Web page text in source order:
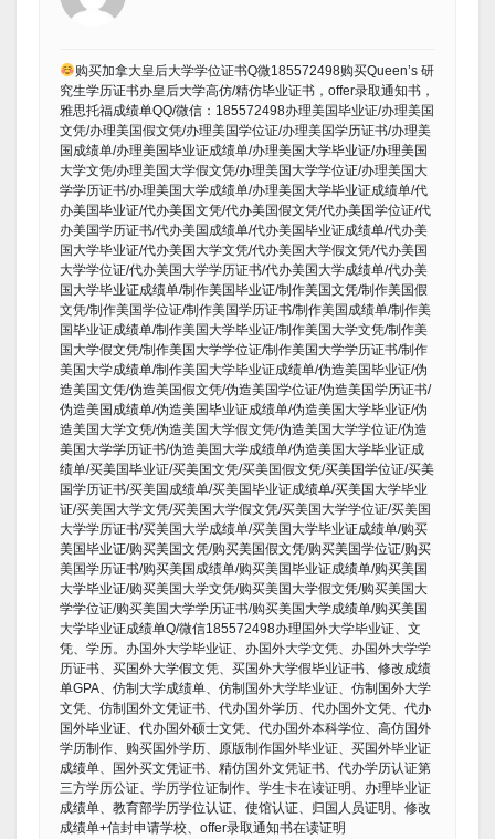
购买加拿大皇后大学学位证书Q微185572498购买Queen’s 研
究生学历证书办皇后大学高仿/精仿毕业证书，offer录取通知书，
雅思托福成绩单QQ/微信：185572498办理美国毕业证/办理美国
文凭/办理美国假文凭/办理美国学位证/办理美国学历证书/办理美
国成绩单/办理美国毕业证成绩单/办理美国大学毕业证/办理美国
大学文凭/办理美国大学假文凭/办理美国大学学位证/办理美国大
学学历证书/办理美国大学成绩单/办理美国大学毕业证成绩单/代
办美国毕业证/代办美国文凭/代办美国假文凭/代办美国学位证/代
办美国学历证书/代办美国成绩单/代办美国毕业证成绩单/代办美
国大学毕业证/代办美国大学文凭/代办美国大学假文凭/代办美国
大学学位证/代办美国大学学历证书/代办美国大学成绩单/代办美
国大学毕业证成绩单/制作美国毕业证/制作美国文凭/制作美国假
文凭/制作美国学位证/制作美国学历证书/制作美国成绩单/制作美
国毕业证成绩单/制作美国大学毕业证/制作美国大学文凭/制作美
国大学假文凭/制作美国大学学位证/制作美国大学学历证书/制作
美国大学成绩单/制作美国大学毕业证成绩单/伪造美国毕业证/伪
造美国文凭/伪造美国假文凭/伪造美国学位证/伪造美国学历证书/
伪造美国成绩单/伪造美国毕业证成绩单/伪造美国大学毕业证/伪
造美国大学文凭/伪造美国大学假文凭/伪造美国大学学位证/伪造
美国大学学历证书/伪造美国大学成绩单/伪造美国大学毕业证成
绩单/买美国毕业证/买美国文凭/买美国假文凭/买美国学位证/买美
国学历证书/买美国成绩单/买美国毕业证成绩单/买美国大学毕业
证/买美国大学文凭/买美国大学假文凭/买美国大学学位证/买美国
大学学历证书/买美国大学成绩单/买美国大学毕业证成绩单/购买
美国毕业证/购买美国文凭/购买美国假文凭/购买美国学位证/购买
美国学历证书/购买美国成绩单/购买美国毕业证成绩单/购买美国
大学毕业证/购买美国大学文凭/购买美国大学假文凭/购买美国大
学学位证/购买美国大学学历证书/购买美国大学成绩单/购买美国
大学毕业证成绩单Q/微信185572498办理国外大学毕业证、文
凭、学历。办国外大学毕业证、办国外大学文凭、办国外大学学
历证书、买国外大学假文凭、买国外大学假毕业证书、修改成绩
单GPA、仿制大学成绩单、仿制国外大学毕业证、仿制国外大学
文凭、仿制国外文凭证书、代办国外学历、代办国外文凭、代办
国外毕业证、代办国外硕士文凭、代办国外本科学位、高仿国外
学历制作、购买国外学历、原版制作国外毕业证、买国外毕业证
成绩单、国外买文凭证书、精仿国外文凭证书、代办学历认证第
三方学历公证、学历学位证制作、学生卡在读证明、办理毕业证
成绩单、教育部学历学位认证、使馆认证、归国人员证明、修改
成绩单+信封申请学校、offer录取通知书在读证明